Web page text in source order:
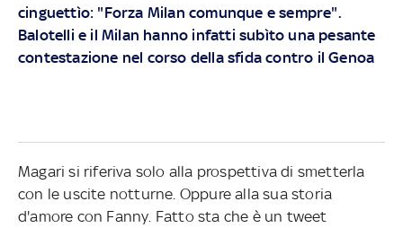
cinguettìo: "Forza Milan comunque e sempre".
Balotelli e il Milan hanno infatti subìto una pesante
contestazione nel corso della sfida contro il Genoa
Magari si riferiva solo alla prospettiva di smetterla
con le uscite notturne. Oppure alla sua storia
d'amore con Fanny. Fatto sta che è un tweet